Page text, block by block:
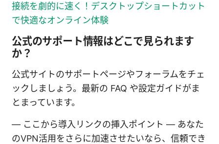
接続を劇的に速く！デスクトップショートカット
で快適なオンライン体験
公式のサポート情報はどこで見られます
か？
公式サイトのサポートページやフォーラムをチェ
ックしましょう。最新の FAQ や設定ガイドがま
とまっています。
— ここから導入リンクの挿入ポイント — あなた
のVPN活用をさらに加速させたいなら、信頼でき